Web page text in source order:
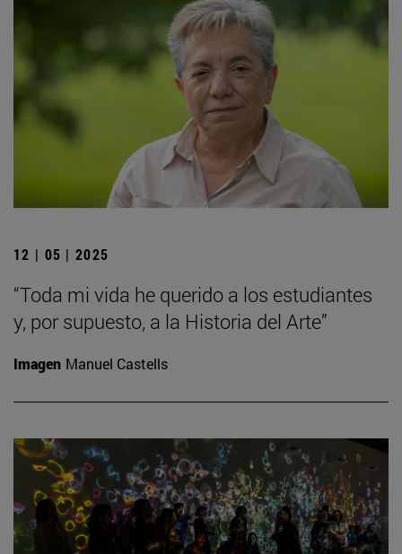
12 | 05 | 2025
“Toda mi vida he querido a los estudiantes
y, por supuesto, a la Historia del Arte”
Imagen Manuel Castells